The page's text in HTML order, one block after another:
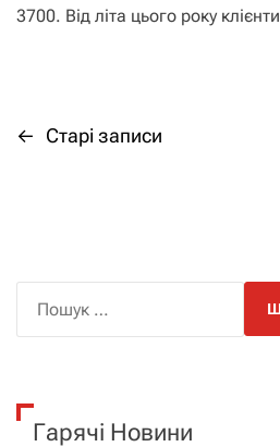
3700. Від літа цього року клієнти
Н
і
г
ц
← Старі записи
к
Гарячі Новини